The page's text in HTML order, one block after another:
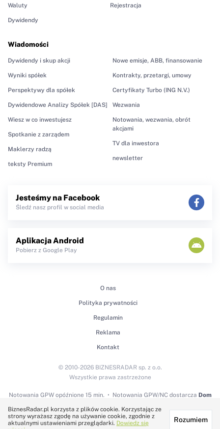
Waluty
Dywidendy
Wiadomości
Dywidendy i skup akcji
Wyniki spółek
Perspektywy dla spółek
Dywidendowe Analizy Spółek [DAS]
Wiesz w co inwestujesz
Spotkanie z zarządem
Maklerzy radzą
teksty Premium
Nowe emisje, ABB, finansowanie
Kontrakty, przetargi, umowy
Certyfikaty Turbo (ING N.V.)
Wezwania
Notowania, wezwania, obrót
akcjami
TV dla inwestora
newsletter
Rejestracja
Jesteśmy na Facebook
Śledź nasz profil w social media
Aplikacja Android
Pobierz z Google Play
O nas
Polityka prywatności
Regulamin
Reklama
Kontakt
Notowania GPWopóźnione 15 min. Notowania GPW/NC dostarcza Dom
© 2010-2026 BIZNESRADAR sp. z o.o.
Wszystkie prawa zastrzeżone
Technologię dostarcza:
BiznesRadar.pl korzysta z plików cookie. Korzystając ze
strony wyrażasz zgodę na używanie cookie, zgodnie z
aktualnymi ustawieniami przeglądarki. Dowiedz się
Rozumiem